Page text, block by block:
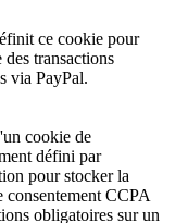
ce cookie pour
des transactions
via PayPal.
cookie de
défini par
pour stocker la
consentement CCPA
obligatoires sur un